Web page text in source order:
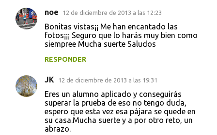
noe 12 de diciembre de 2013 a las 12:23
Bonitas vistas¡¡ Me han encantado las
fotos¡¡¡ Seguro que lo harás muy bien como
siempree Mucha suerte Saludos
RESPONDER
JK 12 de diciembre de 2013 a las 19:31
Eres un alumno aplicado y conseguirás
superar la prueba de eso no tengo duda,
espero que esta vez esa pájara se quede en
su casa.Mucha suerte y a por otro reto, un
abrazo.